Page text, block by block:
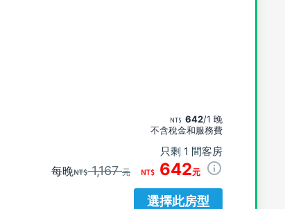
642/1 晚
不含稅金和服務費
只剩 1 間客房
每晚 1,167元 642元
選擇此房型